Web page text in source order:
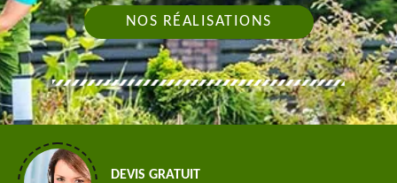
NOS RÉALISATIONS
DEVIS GRATUIT